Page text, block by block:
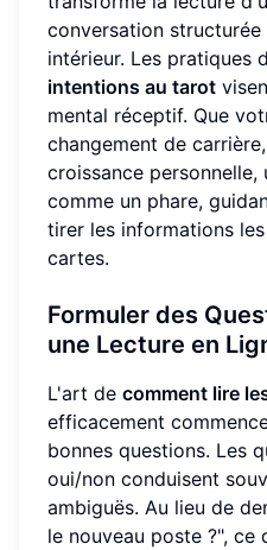
conversation
intérieur. Les pratiques
intentions au tarot
mental réceptif. Que
changement de
croissance
comme un phare,
tirer les informations
cartes.
Formuler des
une Lecture en
L'art de comment lire
efficacement
bonnes questions. Les
oui/non conduisent
ambiguës. Au lieu de
le nouveau poste ?", ce